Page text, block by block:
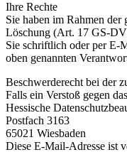
Ihre Rechte
Sie haben im Rahmen
Löschung (Art. 17 GS-
Sie schriftlich oder per E-
oben genannten
Beschwerderecht bei der
Falls ein Verstoß gegen
Hessische
Postfach 3163
65021 Wiesbaden
Diese E-Mail-Adresse ist